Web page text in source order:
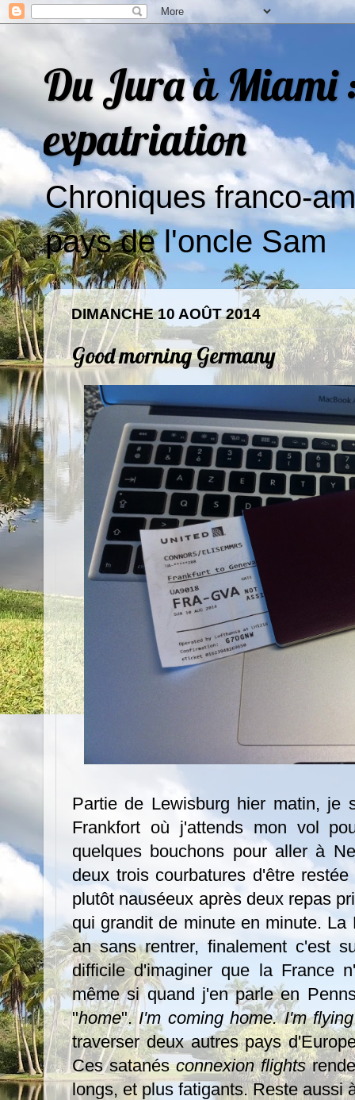
Du Jura à Miami
expatriation
Chroniques franco-
pays de l'oncle Sam
DIMANCHE 10 AOÛT 2014
Good morning Germany
Partie de Lewisburg hier matin, je
Frankfort où j'attends mon vol
quelques bouchons pour aller à
deux trois courbatures d'être
plutôt nauséeux après deux repas
qui grandit de minute en minute.
an sans rentrer, finalement c'est
difficile d'imaginer que la France
même si quand j'en parle en
"home".I'm coming home. I'm
traverser deux autres pays
Ces satanésconnexion flights
longs, et plus fatigants. Reste aussi